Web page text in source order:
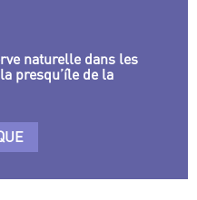
naturelle dans les
presqu’île de la